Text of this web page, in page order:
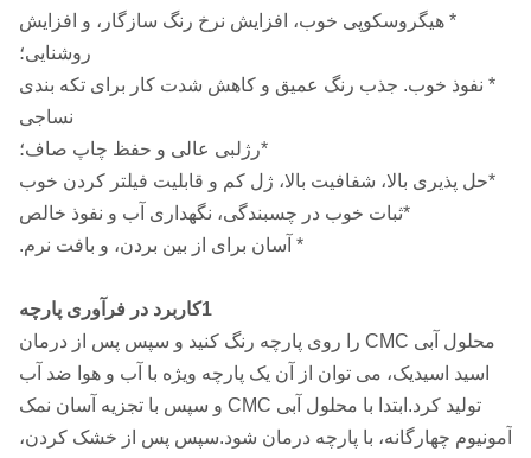
* هیگروسکوپی خوب، افزایش نرخ رنگ سازگار، و افزایش
روشنایی؛
* نفوذ خوب. جذب رنگ عمیق و کاهش شدت کار برای تکه بندی
نساجی
*رژلبی عالی و حفظ چاپ صاف؛
*حل پذیری بالا، شفافیت بالا، ژل کم و قابلیت فیلتر کردن خوب
*ثبات خوب در چسبندگی، نگهداری آب و نفوذ خالص
* آسان برای از بین بردن، و بافت نرم.
1کاربرد در فرآوری پارچه
محلول آبی CMC را روی پارچه رنگ کنید و سپس پس از درمان
اسید اسیدیک، می توان از آن یک پارچه ویژه با آب و هوا ضد آب
تولید کرد.ابتدا با محلول آبی CMC و سپس با تجزیه آسان نمک
آمونیوم چهارگانه، با پارچه درمان شود.سپس پس از خشک کردن،